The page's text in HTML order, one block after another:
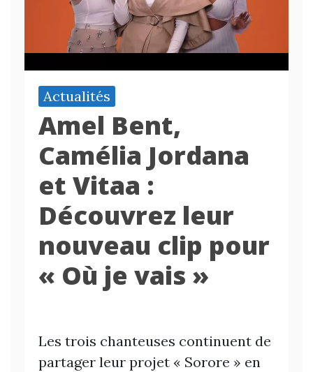
Actualités
Amel Bent,
Camélia Jordana
et Vitaa :
Découvrez leur
nouveau clip pour
« Où je vais »
Les trois chanteuses continuent de
partager leur projet « Sorore » en